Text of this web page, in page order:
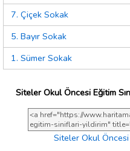
7. Çiçek Sokak
5. Bayır Sokak
1. Sümer Sokak
Siteler Okul Öncesi Eğitim
Siteler Okul Öncesi